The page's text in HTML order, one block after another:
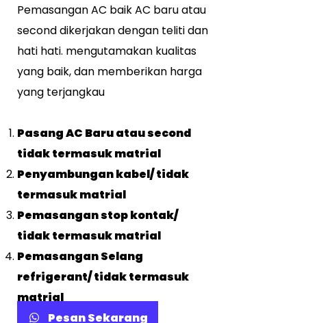
Pemasangan AC baik AC baru atau
second dikerjakan dengan teliti dan
hati hati. mengutamakan kualitas
yang baik, dan memberikan harga
yang terjangkau
Pasang AC Baru atau second
tidak termasuk matrial
Penyambungan kabel/ tidak
termasuk matrial
Pemasangan stop kontak/
tidak termasuk matrial
Pemasangan Selang
refrigerant/ tidak termasuk
matrial
Pesan Sekarang